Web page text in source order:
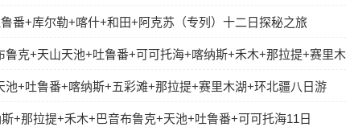
番+库尔勒+喀什+和田+阿克苏（专列）十二日探秘之旅
鲁克+天山天池+吐鲁番+可可托海+喀纳斯+禾木+那拉提+赛里木
池+吐鲁番+喀纳斯+五彩滩+那拉提+赛里木湖+环北疆八日游
+那拉提+禾木+巴音布鲁克+天池+吐鲁番+可可托海11日